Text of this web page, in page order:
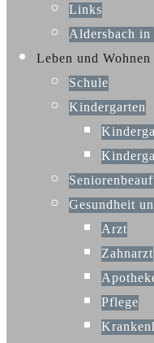
Links
Aldersbach
Leben und Wohnen
Schule
Kindergarten
Gesundheit
Arzt
Zahnarzt
Pflege